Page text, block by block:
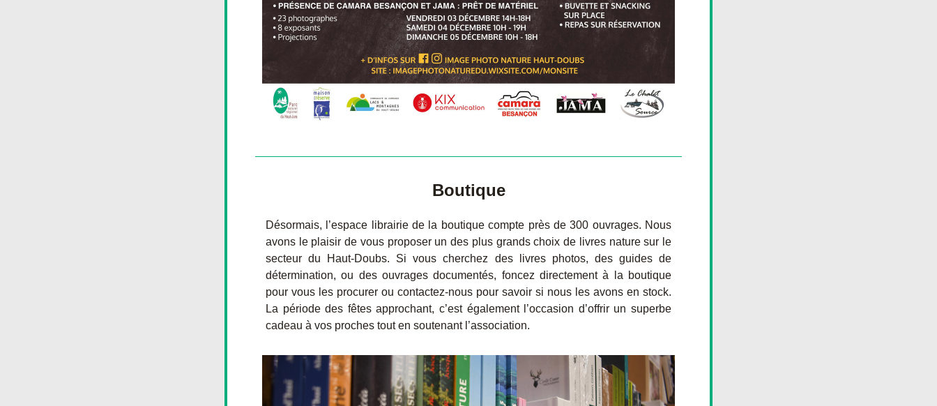
Boutique
Désormais, l’espace librairie de la boutique compte près de 300 ouvrages. Nous
avons le plaisir de vous proposer un des plus grands choix de livres nature sur le
secteur du Haut-Doubs. Si vous cherchez des livres photos, des guides de
détermination, ou des ouvrages documentés, foncez directement à la boutique
pour vous les procurer ou contactez-nous pour savoir si nous les avons en stock.
La période des fêtes approchant, c’est également l’occasion d’offrir un superbe
cadeau à vos proches tout en soutenant l’association.